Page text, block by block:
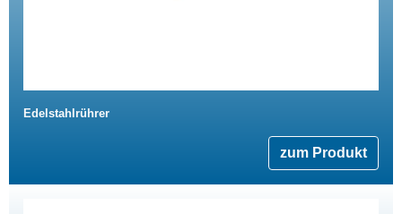
Edelstahlrührer
zum Produkt